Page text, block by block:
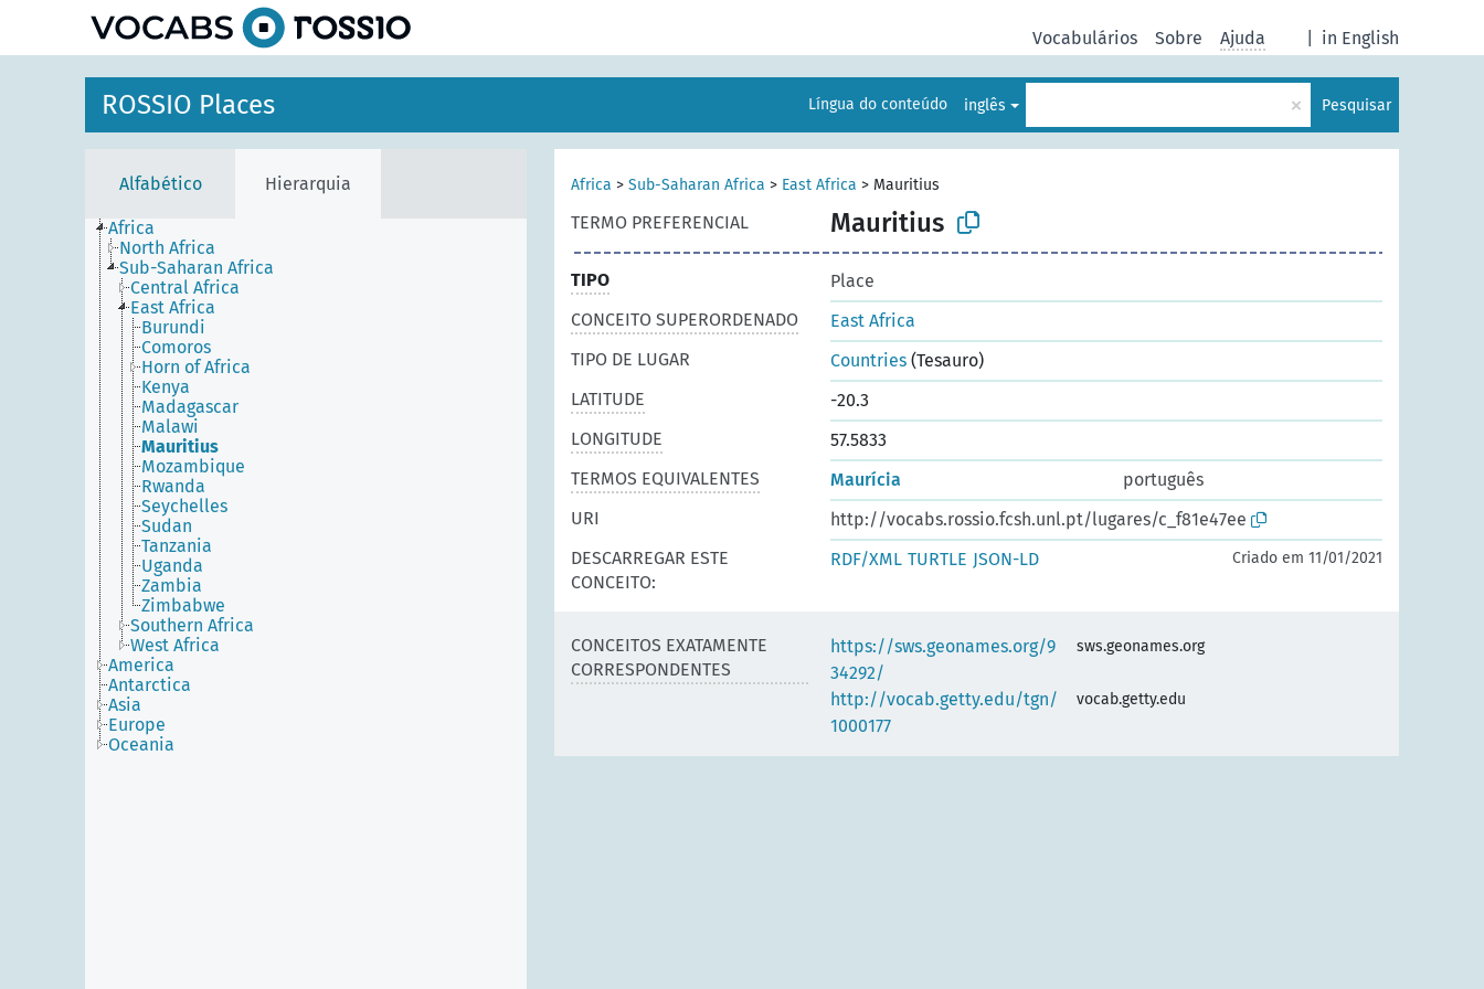
in English
Vocabulários Sobre Ajuda
ROSSIO Places Língua do conteúdo inglês × Pesquisar
Alfabético Hierarquia
Africa
North Africa
Sub-Saharan Africa
Central Africa
East Africa
Burundi
Comoros
Horn of Africa
Kenya
Madagascar
Malawi
Mauritius
Mozambique
Rwanda
Seychelles
Sudan
Tanzania
Uganda
Zambia
Zimbabwe
Southern Africa
West Africa
America
Antarctica
Asia
Europe
Oceania
Africa > Sub-Saharan Africa > East Africa > Mauritius
TERMO PREFERENCIAL Mauritius
TIPO
Place
CONCEITO SUPERORDENADO
East Africa
TIPO DE LUGAR
Countries (Tesauro)
LATITUDE
-20.3
LONGITUDE
57.5833
TERMOS EQUIVALENTES
Maurícia
português
URI
http://vocabs.rossio.fcsh.unl.pt/lugares/c_f81e47ee
DESCARREGAR ESTE
CONCEITO:
RDF/XML TURTLE JSON-LD Criado em 11/01/2021
CONCEITOS EXATAMENTE
CORRESPONDENTES
https://sws.geonames.org/9
34292/
sws.geonames.org
http://vocab.getty.edu/tgn/
1000177
vocab.getty.edu